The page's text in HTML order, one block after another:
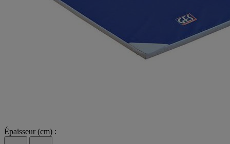
Épaisseur (cm) :